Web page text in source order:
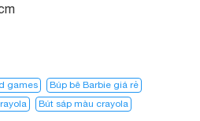
games
Búp bê Barbie giá rẻ
Bút sáp màu crayola